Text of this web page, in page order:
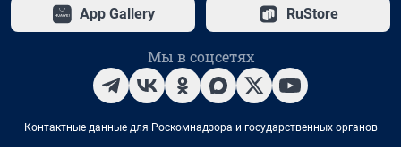
App Gallery RuStore
Мы в соцсетях
Контактные данные для Роскомнадзора и государственных органов